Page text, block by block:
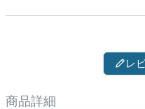
レ
商品詳細